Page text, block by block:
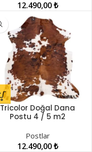
12.490,00₺
Tricolor Doğal Dana
Postu 4 / 5 m2
Postlar
12.490,00₺